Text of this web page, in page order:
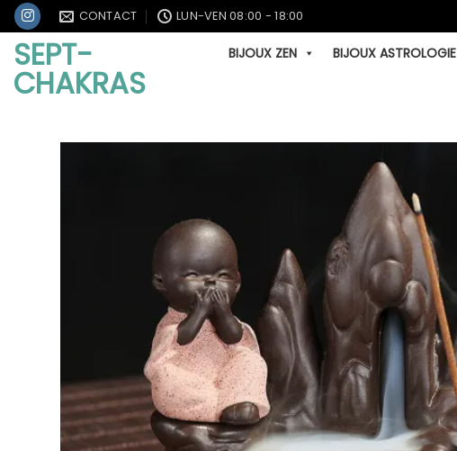
Passer
au
contenu
CONTACT LUN-VEN 08:00 - 18:00
SEPT-
CHAKRAS
BIJOUX ZEN BIJOUX ASTROLOGIE